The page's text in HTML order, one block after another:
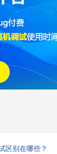
区别在哪些？